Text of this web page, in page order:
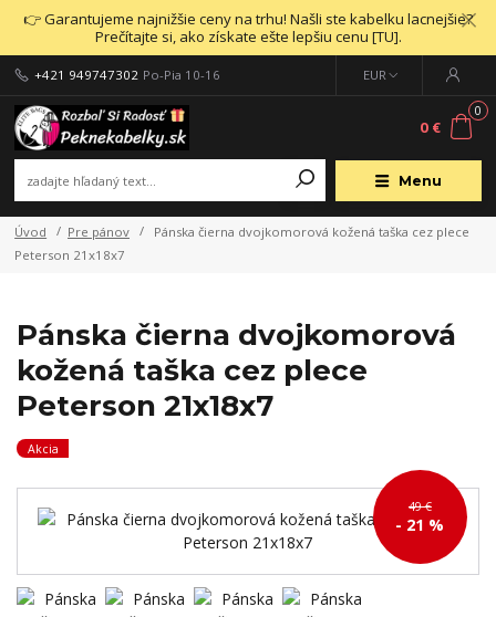
👉 Garantujeme najnižšie ceny na trhu! Našli ste kabelku lacnejšie?
Prečítajte si, ako získate ešte lepšiu cenu [TU].
Menu
EUR
+421 949747302 Po-Pia 10-16
0
0 €
Úvod Pre pánov
Pánska čierna dvojkomorová kožená taška cez plece
Peterson 21x18x7
Pánska čierna dvojkomorová
kožená taška cez plece
Peterson 21x18x7
Akcia
49 €
- 21 %